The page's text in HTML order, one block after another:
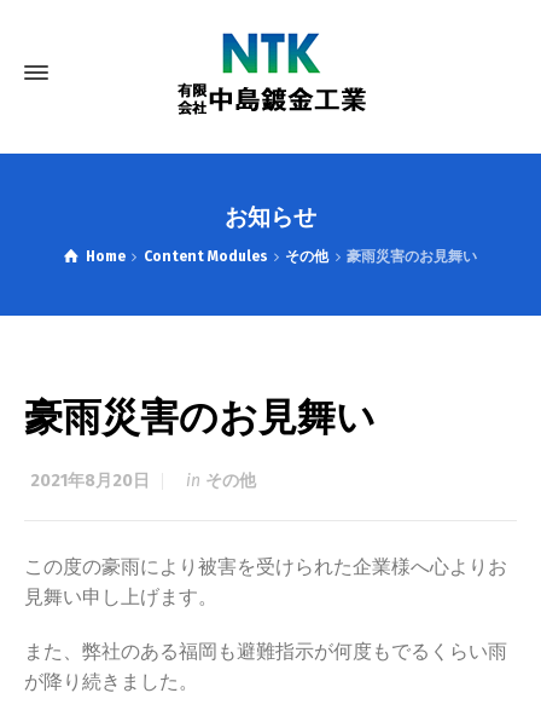
お知らせ
Home Content Modules その他 豪雨災害のお見舞い
豪雨災害のお見舞い
2021年8月20日 in その他
この度の豪雨により被害を受けられた企業様へ心よりお
見舞い申し上げます。
また、弊社のある福岡も避難指示が何度もでるくらい雨
が降り続きました。